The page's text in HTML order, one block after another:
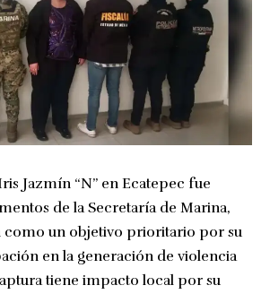
Jazmín “N” en Ecatepec fue
de la Secretaría de Marina,
como un objetivo prioritario por su
en la generación de violencia
tiene impacto local por su